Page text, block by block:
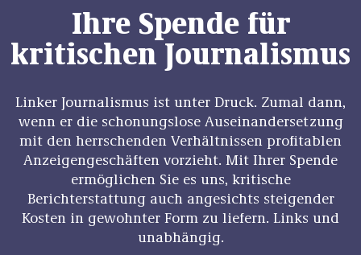
Ihre Spende für
kritischen Journalismus
Linker Journalismus ist unter Druck. Zumal dann,
wenn er die schonungslose Auseinandersetzung
mit den herrschenden Verhältnissen profitablen
Anzeigengeschäften vorzieht. Mit Ihrer Spende
ermöglichen Sie es uns, kritische
Berichterstattung auch angesichts steigender
Kosten in gewohnter Form zu liefern. Links und
unabhängig.